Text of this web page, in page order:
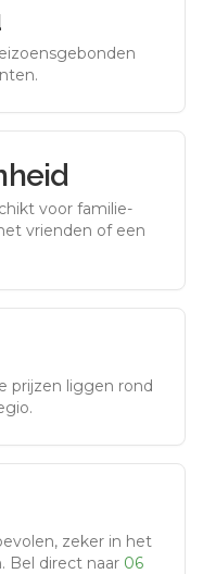
voor familie-
vrienden of een
prijzen liggen rond
zeker in het
Bel direct naar 06